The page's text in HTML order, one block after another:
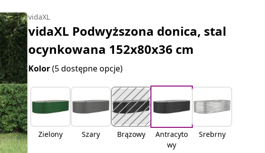
vidaXL
vidaXL Podwyższona donica, stal
ocynkowana 152x80x36 cm
Kolor(5 dostępne opcje)
Zielony Szary Brązowy
Antracyto
wy
Srebrny